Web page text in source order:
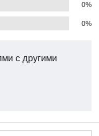
0%
0%
с другими